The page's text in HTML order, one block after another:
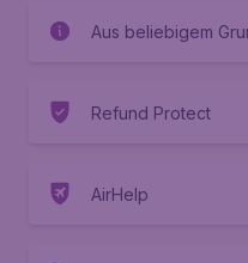
Aus beliebigem
Refund Protect
AirHelp